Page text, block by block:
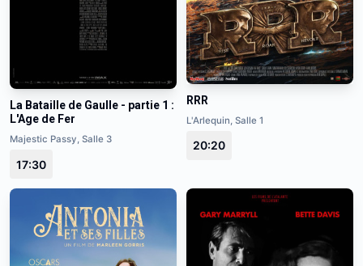
La Bataille de Gaulle - partie 1 :
L'Age de Fer
Majestic Passy, Salle 3
17:30
RRR
L'Arlequin, Salle 1
20:20